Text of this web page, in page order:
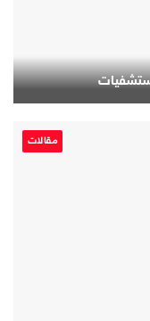
مقالات